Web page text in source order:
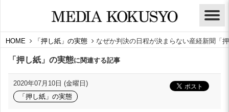
HOME 「押し紙」の実態 なぜか判決の日程が決まらない産経新聞「
「押し紙」の実態に関連する記事
2020年07月10日 (金曜日)
「押し紙」の実態